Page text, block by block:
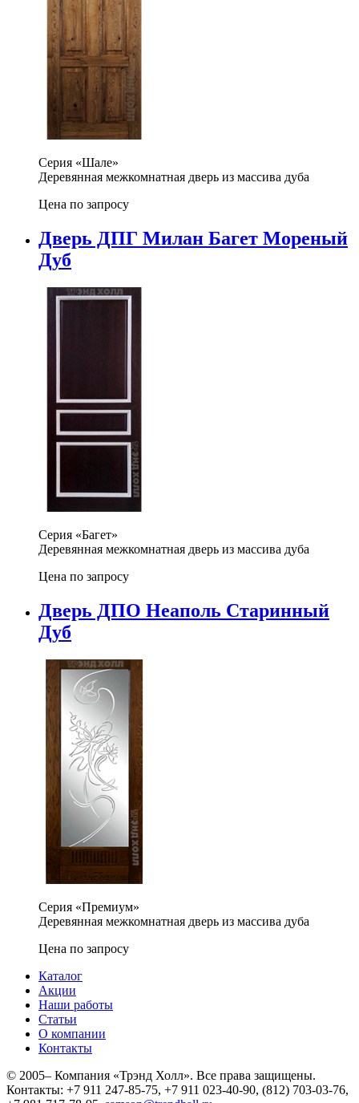
Серия «Шале»
Деревянная межкомнатная дверь из массива дуба
Цена по запросу
Дверь ДПГ Милан Багет Мореный
Дуб
Серия «Багет»
Деревянная межкомнатная дверь из массива дуба
Цена по запросу
Дверь ДПО Неаполь Старинный
Дуб
Серия «Премиум»
Деревянная межкомнатная дверь из массива дуба
Цена по запросу
Каталог
Акции
Наши работы
Статьи
О компании
Контакты
© 2005– Компания «Трэнд Холл». Все права защищены.
Контакты: +7 911 247-85-75, +7 911 023-40-90, (812) 703-03-76,